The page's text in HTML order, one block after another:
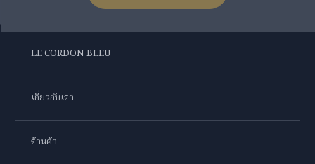
LE CORDON BLEU
เกี่ยวกับเรา
ร้านค้า